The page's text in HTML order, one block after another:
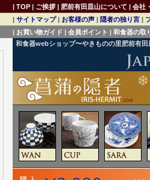
和食器webショップ〜やきものの里肥前有
| TOP | ご挨拶 | 肥前有田皿山について | 会社
| サイトマップ| お客様の声 | 隠者の独り言 |
| お買い物ガイド | 会員ポイント | 和食器の取